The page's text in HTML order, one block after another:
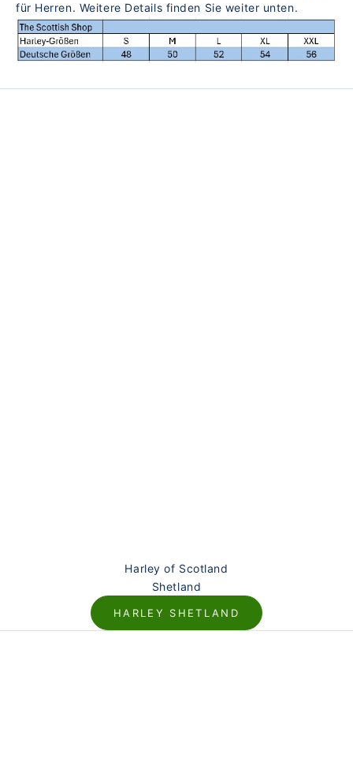
für Herren. Weitere Details finden Sie weiter unten.
Harley of Scotland
Shetland
HARLEY SHETLAND